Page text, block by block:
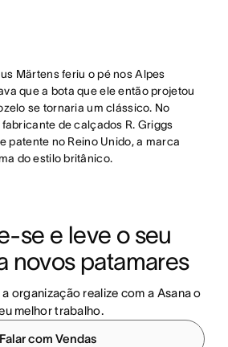
Märtens feriu o pé nos Alpes
que a bota que ele então projetou
se tornaria um clássico. No
de calçados R. Griggs
patente no Reino Unido, a marca
do estilo britânico.
se e leve o seu
novos patamares
organização realize com a Asana o
melhor trabalho.
Falar com Vendas